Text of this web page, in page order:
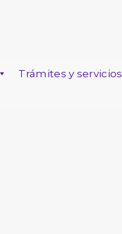
Trámites y servicios